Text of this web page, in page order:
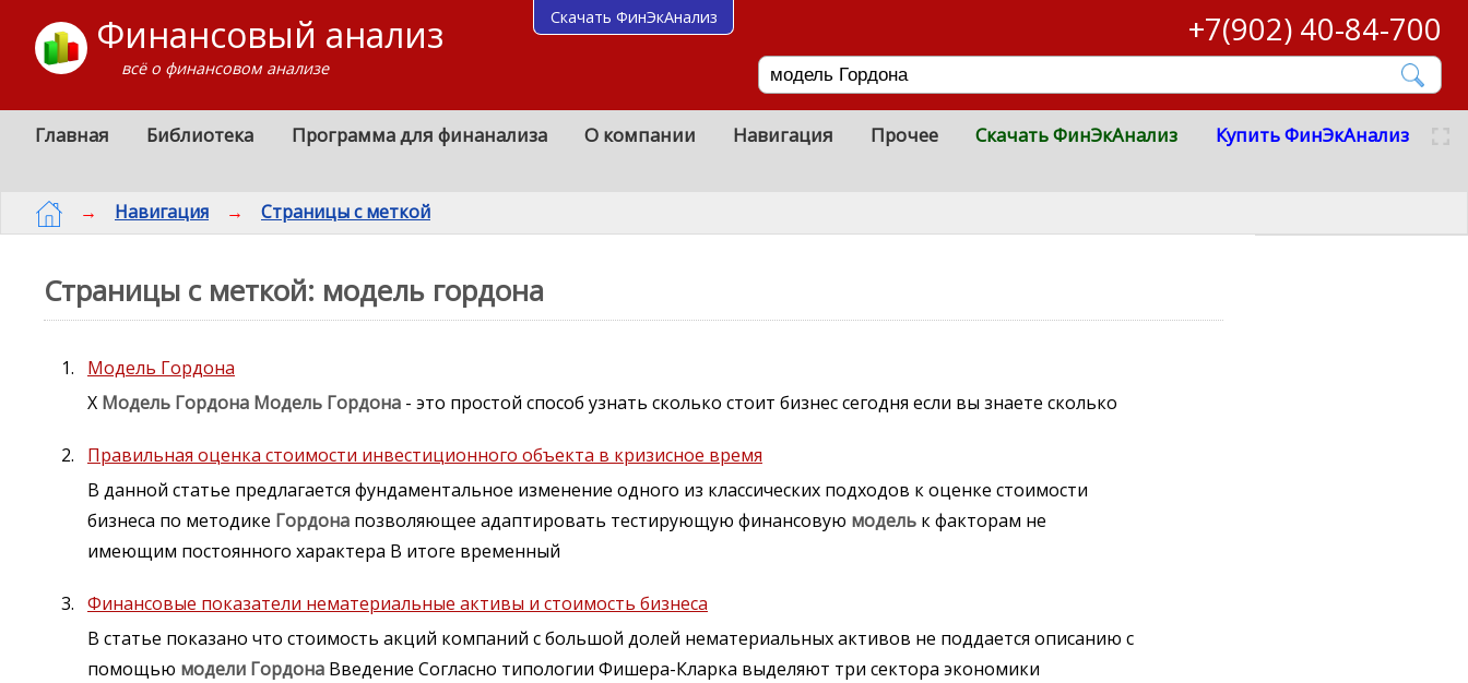
Финансовый анализ
всё о финансовом анализе
+7(902) 40-84-700
Главная Библиотека Программа для финанализа О компании Навигация Прочее Скачать ФинЭкАнализ Купить ФинЭкАнализ
→ Навигация → Страницы с меткой
Страницы с меткой: модель гордона
Модель Гордона
X Модель Гордона Модель Гордона - это простой способ узнать сколько стоит бизнес сегодня если вы знаете сколько
Правильная оценка стоимости инвестиционного объекта в кризисное время
В данной статье предлагается фундаментальное изменение одного из классических подходов к оценке стоимости
бизнеса по методике Гордона позволяющее адаптировать тестирующую финансовую модель к факторам не
имеющим постоянного характера В итоге временный
Финансовые показатели нематериальные активы и стоимость бизнеса
В статье показано что стоимость акций компаний с большой долей нематериальных активов не поддается описанию с
помощью модели Гордона Введение Согласно типологии Фишера-Кларка выделяют три сектора экономики
Скачать ФинЭкАнализ